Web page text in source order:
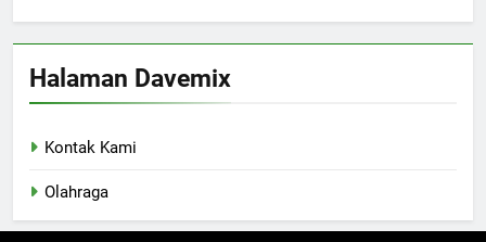
Halaman Davemix
Kontak Kami
Olahraga